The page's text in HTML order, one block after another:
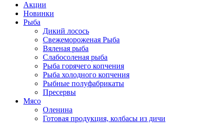
Акции
Новинки
Рыба
Дикий лосось
Свежемороженая Рыба
Вяленая рыба
Слабосоленая рыба
Рыба горячего копчения
Рыба холодного копчения
Рыбные полуфабрикаты
Пресервы
Мясо
Оленина
Готовая продукция, колбасы из дичи